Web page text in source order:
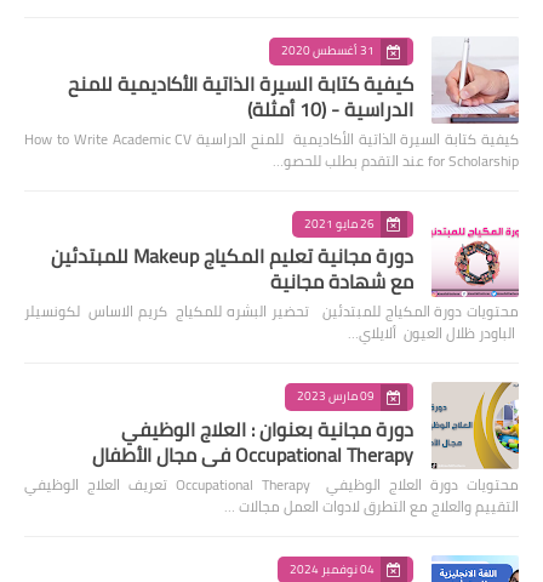
31 أغسطس 2020
كيفية كتابة السيرة الذاتية الأكاديمية للمنح
الدراسية - (10 أمثلة)
كيفية كتابة السيرة الذاتية الأكاديمية للمنح الدراسية How to Write Academic CV
for Scholarship عند التقدم بطلب للحصو…
26 مايو 2021
دورة مجانية تعليم المكياج Makeup للمبتدئين
مع شهادة مجانية
محتويات دورة المكياج للمبتدئين تحضير البشره للمكياج كريم الاساس لكونسيلر
الباودر ظلال العيون ألايلاي…
09 مارس 2023
دورة مجانية بعنوان : العلاج الوظيفي
Occupational Therapy في مجال الأطفال
محتويات دورة العلاج الوظيفي Occupational Therapy تعريف العلاج الوظيفي
التقييم والعلاج مع التطرق لادوات العمل مجالات …
04 نوفمبر 2024